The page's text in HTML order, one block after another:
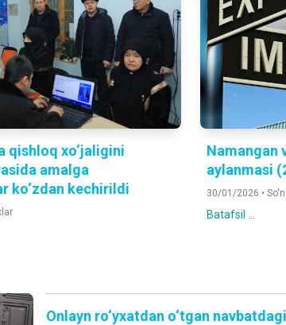
qishloq xo‘jaligini
amalga
ko‘zdan kechirildi
Namangan
aylanmasi
30/01/2026 •
Batafsil ...
Onlayn ro‘yxatdan o‘tgan